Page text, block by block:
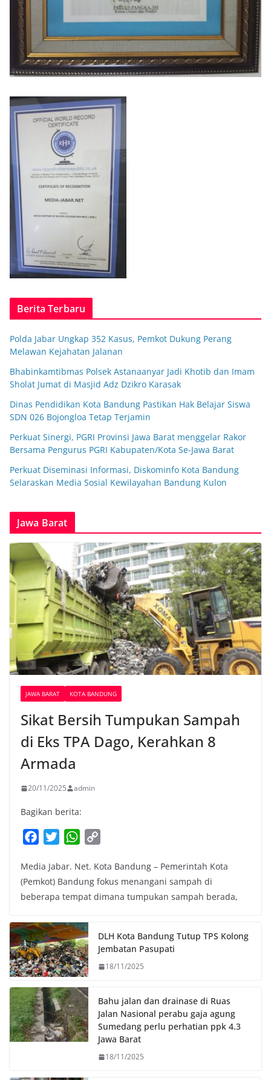
Berita Terbaru
Polda Jabar Ungkap 352 Kasus, Pemkot Dukung Perang
Melawan Kejahatan Jalanan
Bhabinkamtibmas Polsek Astanaanyar Jadi Khotib dan Imam
Sholat Jumat di Masjid Adz Dzikro Karasak
Dinas Pendidikan Kota Bandung Pastikan Hak Belajar Siswa
SDN 026 Bojongloa Tetap Terjamin
Perkuat Sinergi, PGRI Provinsi Jawa Barat menggelar Rakor
Bersama Pengurus PGRI Kabupaten/Kota Se-Jawa Barat
Perkuat Diseminasi Informasi, Diskominfo Kota Bandung
Selaraskan Media Sosial Kewilayahan Bandung Kulon
Jawa Barat
JAWA BARAT KOTA BANDUNG
Sikat Bersih Tumpukan Sampah
di Eks TPA Dago, Kerahkan 8
Armada
20/11/2025 admin
Bagikan berita:
c
e
b
o
k
i
t
t
r
W
a
t
s
p
p
p
y
L
n
k
Media Jabar. Net. Kota Bandung – Pemerintah Kota
(Pemkot) Bandung fokus menangani sampah di
beberapa tempat dimana tumpukan sampah berada,
DLH Kota Bandung Tutup TPS Kolong
Jembatan Pasupati
18/11/2025
Bahu jalan dan drainase di Ruas
Jalan Nasional perabu gaja agung
Sumedang perlu perhatian ppk 4.3
Jawa Barat
18/11/2025